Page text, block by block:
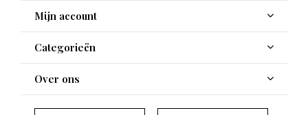
Mijn account
Categorieën
Over ons